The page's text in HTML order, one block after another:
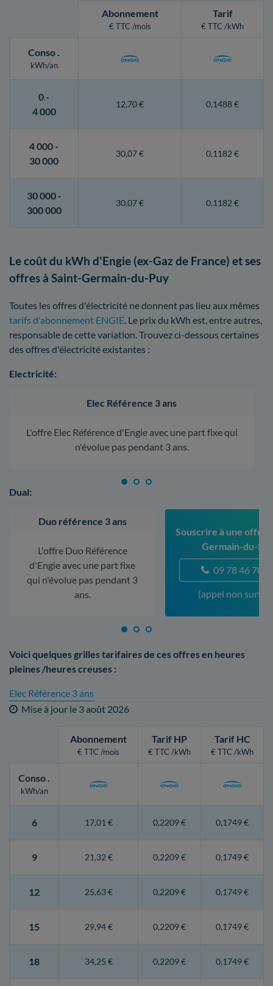
Abonnement
€ TTC /mois
Tarif
€ TTC /kWh
Conso.
kWh/an
0 -
4 000
12,70 € 0,1488 €
4 000 -
30 000
30,07 € 0,1182 €
30 000 -
300 000
30,07 € 0,1182 €
Le coût du kWh d'Engie (ex-Gaz de France) et ses
offres à Saint-Germain-du-Puy
Toutes les offres d'électricité ne donnent pas lieu aux mêmes
tarifs d'abonnement ENGIE. Le prix du kWh est, entre autres,
responsable de cette variation. Trouvez ci-dessous certaines
des offres d'électricité existantes :
Electricité:
Elec Référence 3 ans
L'offre Elec Référence d'Engie avec une part fixe qui
n'évolue pas pendant 3 ans.
Dual:
Duo référence 3 ans
L'offre Duo Référence
d'Engie avec une part fixe
qui n'évolue pas pendant 3
ans.
Souscrire à une offre
Germain-du-
09 78 46 70
(appel non
Voici quelques grilles tarifaires de ces offres en heures
pleines /heures creuses :
Elec Référence 3 ans
Mise à jour le 3 août 2026
Abonnement
€ TTC /mois
Tarif HP
€ TTC /kWh
Tarif HC
€ TTC /kWh
Conso.
kWh/an
6 17,01 € 0,2209 € 0,1749 €
9 21,32 € 0,2209 € 0,1749 €
12 25,63 € 0,2209 € 0,1749 €
15 29,94 € 0,2209 € 0,1749 €
18 34,25 € 0,2209 € 0,1749 €